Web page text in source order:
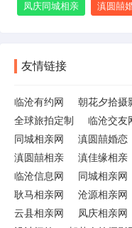
凤庆同城相亲 滇圆囍
友情链接
临沧有约网 朝花夕拾摄
全球旅拍定制
临沧交友
同城相亲网
滇圆囍婚恋
滇圆囍相亲
滇佳缘相亲
临沧信息网
同城相亲网
耿马相亲网
沧源相亲网
云县相亲网
凤庆相亲网